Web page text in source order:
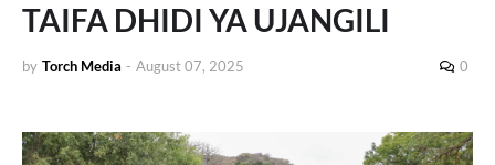
TAIFA DHIDI YA UJANGILI
by Torch Media - August 07, 2025 0